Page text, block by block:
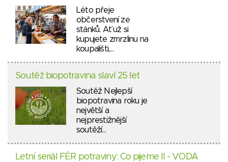
Léto přeje
občerstvení ze
stánků. Ať už si
kupujete zmrzlinu na
koupališti,…
Soutěž biopotravina slaví 25 let
Soutěž Nejlepší
biopotravina roku je
největší a
nejprestižnější
soutěží…
Letní seriál FÉR potraviny: Co pijeme II - VODA